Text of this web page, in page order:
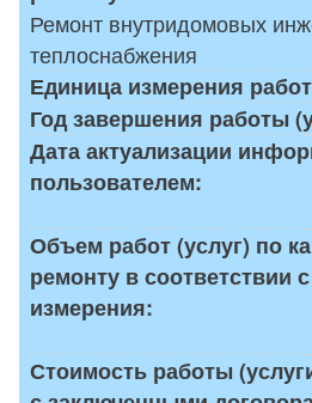
Ремонт внутридомовых
теплоснабжения
Единица измерения
Год завершения работы
Дата актуализации
пользователем:
Объем работ (услуг) по
ремонту в соответствии
измерения:
Стоимость работы